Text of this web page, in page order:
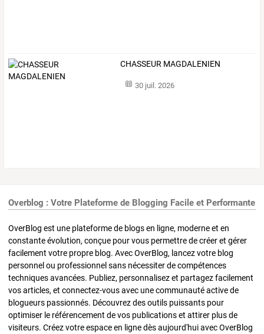
CHASSEUR MAGDALENIEN
30 juil. 2026
Overblog : Votre Plateforme de Blogging Facile et Performante
OverBlog est une plateforme de blogs en ligne, moderne et en
constante évolution, conçue pour vous permettre de créer et gérer
facilement votre propre blog. Avec OverBlog, lancez votre blog
personnel ou professionnel sans nécessiter de compétences
techniques avancées. Publiez, personnalisez et partagez facilement
vos articles, et connectez-vous avec une communauté active de
blogueurs passionnés. Découvrez des outils puissants pour
optimiser le référencement de vos publications et attirer plus de
visiteurs. Créez votre espace en ligne dès aujourd'hui avec OverBlog